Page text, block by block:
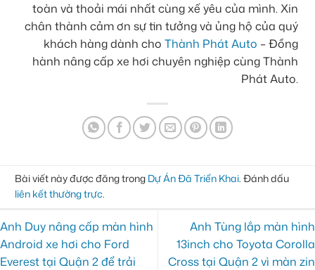
toàn và thoải mái nhất cùng xế yêu của mình. Xin
chân thành cảm ơn sự tin tưởng và ủng hộ của quý
khách hàng dành cho Thành Phát Auto – Đồng
hành nâng cấp xe hơi chuyên nghiệp cùng Thành
Phát Auto.
Bài viết này được đăng trong Dự Án Đã Triển Khai. Đánh dấu
liên kết thường trực.
Anh Duy nâng cấp màn hình
Android xe hơi cho Ford
Everest tại Quận 2 để trải
Anh Tùng lắp màn hình
13inch cho Toyota Corolla
Cross tại Quận 2 vì màn zin